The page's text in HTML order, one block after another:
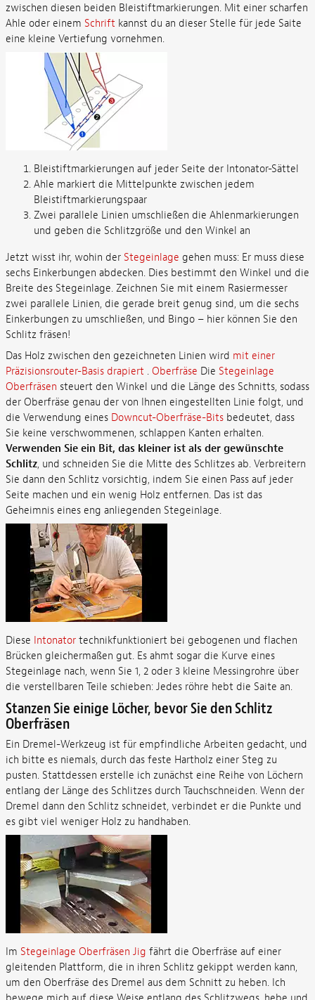
zwischen diesen beiden Bleistiftmarkierungen. Mit einer scharfen
Ahle oder einem Schrift kannst du an dieser Stelle für jede Saite
eine kleine Vertiefung vornehmen.
Bleistiftmarkierungen auf jeder Seite der Intonator-Sättel
Ahle markiert die Mittelpunkte zwischen jedem
Bleistiftmarkierungspaar
Zwei parallele Linien umschließen die Ahlenmarkierungen
und geben die Schlitzgröße und den Winkel an
Jetzt wisst ihr, wohin der Stegeinlage gehen muss: Er muss diese
sechs Einkerbungen abdecken. Dies bestimmt den Winkel und die
Breite des Stegeinlage. Zeichnen Sie mit einem Rasiermesser
zwei parallele Linien, die gerade breit genug sind, um die sechs
Einkerbungen zu umschließen, und Bingo – hier können Sie den
Schlitz fräsen!
Das Holz zwischen den gezeichneten Linien wird mit einer
Präzisionsrouter-Basis drapiert . Oberfräse Die Stegeinlage
Oberfräsen steuert den Winkel und die Länge des Schnitts, sodass
der Oberfräse genau der von Ihnen eingestellten Linie folgt, und
die Verwendung eines Downcut-Oberfräse-Bitsbedeutet, dass
Sie keine verschwommenen, schlappen Kanten erhalten.
Verwenden Sie ein Bit, das kleiner ist als der gewünschte
Schlitz, und schneiden Sie die Mitte des Schlitzes ab. Verbreitern
Sie dann den Schlitz vorsichtig, indem Sie einen Pass auf jeder
Seite machen und ein wenig Holz entfernen. Das ist das
Geheimnis eines eng anliegenden Stegeinlage.
Diese Intonatortechnikfunktioniert bei gebogenen und flachen
Brücken gleichermaßen gut. Es ahmt sogar die Kurve eines
Stegeinlage nach, wenn Sie 1, 2 oder 3 kleine Messingrohre über
die verstellbaren Teile schieben: Jedes röhre hebt die Saite an.
Stanzen Sie einige Löcher, bevor Sie den Schlitz
Oberfräsen
Ein Dremel-Werkzeug ist für empfindliche Arbeiten gedacht, und
ich bitte es niemals, durch das feste Hartholz einer Steg zu
pusten. Stattdessen erstelle ich zunächst eine Reihe von Löchern
entlang der Länge des Schlitzes durch Tauchschneiden. Wenn der
Dremel dann den Schlitz schneidet, verbindet er die Punkte und
es gibt viel weniger Holz zu handhaben.
Im Stegeinlage Oberfräsen Jig fährt die Oberfräse auf einer
gleitenden Plattform, die in ihren Schlitz gekippt werden kann,
um den Oberfräse des Dremel aus dem Schnitt zu heben. Ich